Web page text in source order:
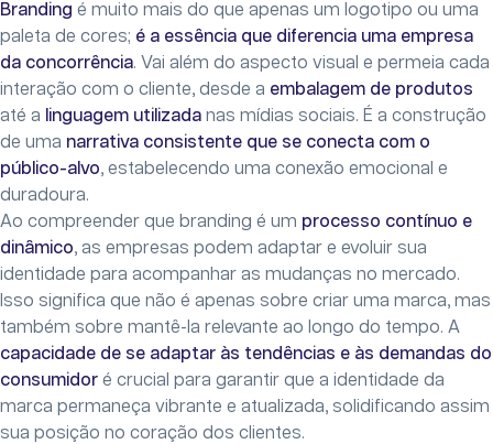
Branding é muito mais do que apenas um logotipo ou uma
paleta de cores; é a essência que diferencia uma empresa
da concorrência. Vai além do aspecto visual e permeia cada
interação com o cliente, desde a embalagem de produtos
até a linguagem utilizada nas mídias sociais. É a construção
de uma narrativa consistente que se conecta com o
público-alvo, estabelecendo uma conexão emocional e
duradoura.
Ao compreender que branding é um processo contínuo e
dinâmico, as empresas podem adaptar e evoluir sua
identidade para acompanhar as mudanças no mercado.
Isso significa que não é apenas sobre criar uma marca, mas
também sobre mantê-la relevante ao longo do tempo. A
capacidade de se adaptar às tendências e às demandas do
consumidor é crucial para garantir que a identidade da
marca permaneça vibrante e atualizada, solidificando assim
sua posição no coração dos clientes.